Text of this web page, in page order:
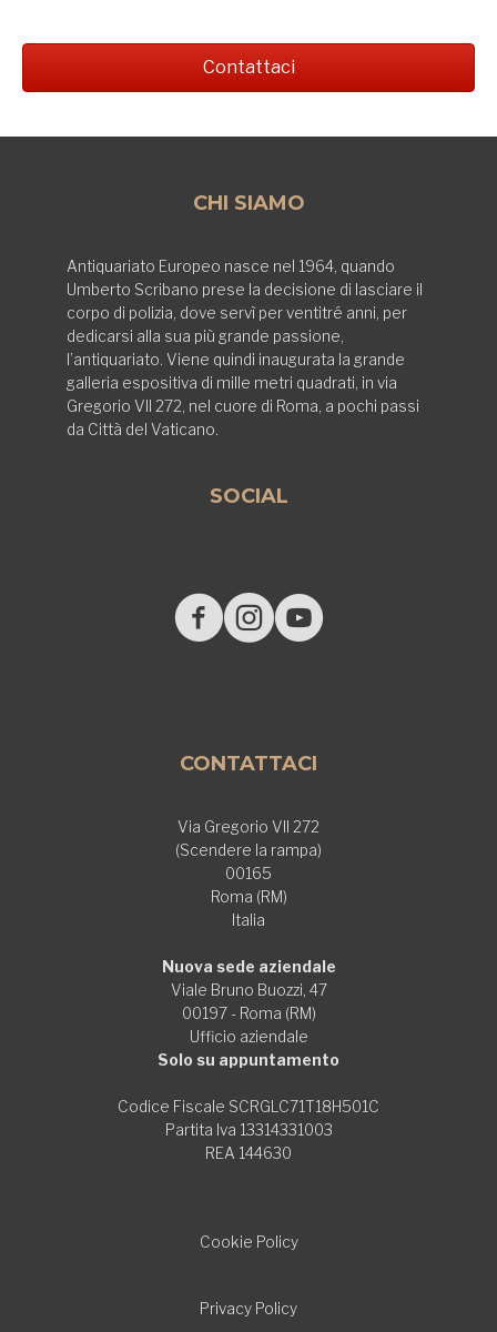
Contattaci
CHI SIAMO
Antiquariato Europeo nasce nel 1964, quando
Umberto Scribano prese la decisione di lasciare il
corpo di polizia, dove servì per ventitré anni, per
dedicarsi alla sua più grande passione,
l’antiquariato. Viene quindi inaugurata la grande
galleria espositiva di mille metri quadrati, in via
Gregorio VII 272, nel cuore di Roma, a pochi passi
da Città del Vaticano.
SOCIAL
CONTATTACI
Via Gregorio VII 272
(Scendere la rampa)
00165
Roma (RM)
Italia
Nuova sede aziendale
Viale Bruno Buozzi, 47
00197 - Roma (RM)
Ufficio aziendale
Solo su appuntamento
Codice Fiscale SCRGLC71T18H501C
Partita Iva 13314331003
REA 144630
Cookie Policy
Privacy Policy